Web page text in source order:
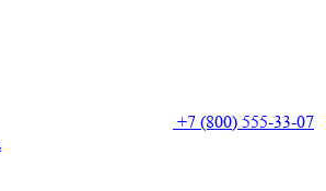
+7 (800) 555-33-07